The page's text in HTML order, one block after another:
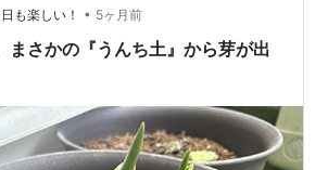
した 5月25日撮影 まだ追肥や土寄せの
んが、みるみる大きくなるでしょうか
ておく必要がありそう…
も楽しい！ • 5ヶ月前
まさかの『うんち土』から芽が出